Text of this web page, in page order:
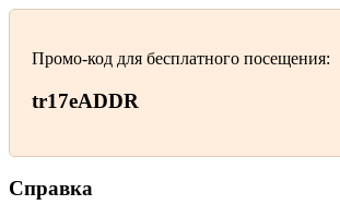
Промо-код для бесплатного посещения:
tr17eADDR
Справка